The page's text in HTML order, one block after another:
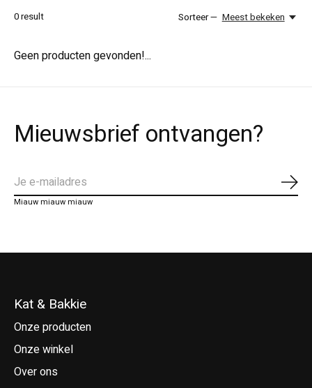
0result Sorteer — Meest bekeken
Geen producten gevonden!...
Mieuwsbrief ontvangen?
Miauw miauw miauw
Kat & Bakkie
Onze producten
Onze winkel
Over ons